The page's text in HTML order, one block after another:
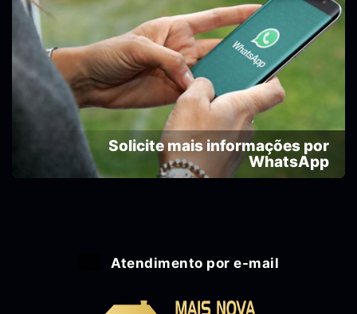
Solicite mais informações por
WhatsApp
Atendimento por e-mail